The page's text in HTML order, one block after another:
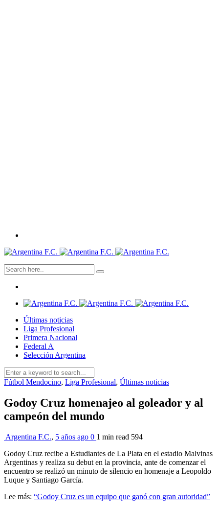
Últimas noticias
Liga Profesional
Primera Nacional
Federal A
Selección Argentina
Fútbol Mendocino, Liga Profesional, Últimas noticias
Godoy Cruz homenajeo al goleador y al
campeón del mundo
Argentina F.C., 5 años ago 0 1 min read 594
Godoy Cruz recibe a Estudiantes de La Plata en el estadio Malvinas
Argentinas y realiza su debut en la provincia, ante de comenzar el
encuentro se realizó un minuto de silencio en homenaje a Leopoldo
Luque y Santiago García.
Lee más: “Godoy Cruz es un equipo que ganó con gran autoridad”